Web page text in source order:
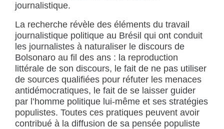
journalistique.
La recherche révèle des éléments du travail
journalistique politique au Brésil qui ont conduit
les journalistes à naturaliser le discours de
Bolsonaro au fil des ans : la reproduction
littérale de son discours, le fait de ne pas utiliser
de sources qualifiées pour réfuter les menaces
antidémocratiques, le fait de se laisser guider
par l’homme politique lui-même et ses stratégies
populistes. Toutes ces pratiques peuvent avoir
contribué à la diffusion de sa pensée populiste